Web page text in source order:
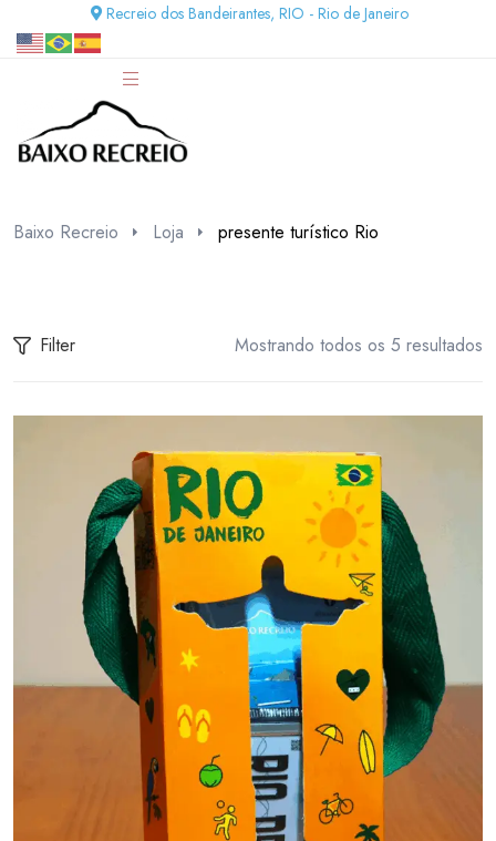
Recreio dos Bandeirantes, RIO - Rio de Janeiro
Baixo Recreio Loja presente turístico Rio
Filter Mostrando todos os 5 resultados